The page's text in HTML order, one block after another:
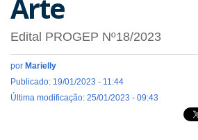
Arte
Edital PROGEP Nº18/2023
por Marielly
Publicado: 19/01/2023 - 11:44
Última modificação: 25/01/2023 - 09:43